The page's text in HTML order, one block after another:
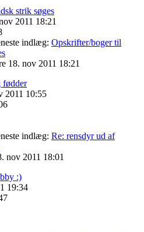
strik søges
2011 18:21
indlæg: Opskrifter/boger til
18. nov 2011 18:21
fødder
2011 10:55
indlæg: Re: rensdyr ud af
nov 2011 18:01
:)
19:34